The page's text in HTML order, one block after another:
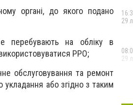
органі, до якого подано
перебувають на обліку в
РРО;
обслуговування та ремонт
або згідно з таким
29
29